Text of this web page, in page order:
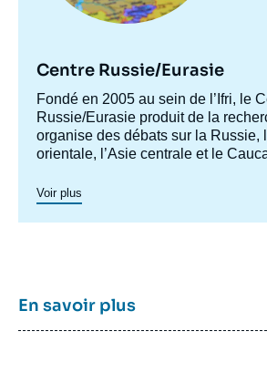
Centre Russie/Eurasie
Accroche
centre
Fondé en 2005 au sein de l’Ifri, le
Russie/Eurasie produit de la
organise des débats sur la Russie,
orientale, l’Asie centrale et le
d'anticiper l'évolution de cette zone
géographique complexe en pleine
pour enrichir le débat public en
Voir plus
En savoir plus